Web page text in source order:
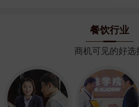
餐饮行业
商机可见的好选